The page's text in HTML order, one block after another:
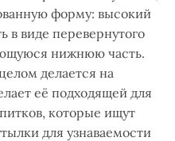
форму: высокий
в виде перевернутого
нижнюю часть.
делается на
её подходящей для
которые ищут
для узнаваемости